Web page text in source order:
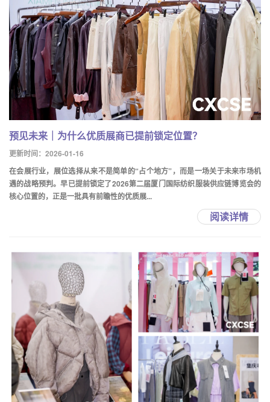
预见未来｜为什么优质展商已提前锁定位置？
更新时间：2026-01-16
在会展行业，展位选择从来不是简单的“占个地方”，而是一场关于未来市场机
遇的战略预判。早已提前锁定了2026第二届厦门国际纺织服装供应链博览会的
核心位置的，正是一批具有前瞻性的优质展...
阅读详情